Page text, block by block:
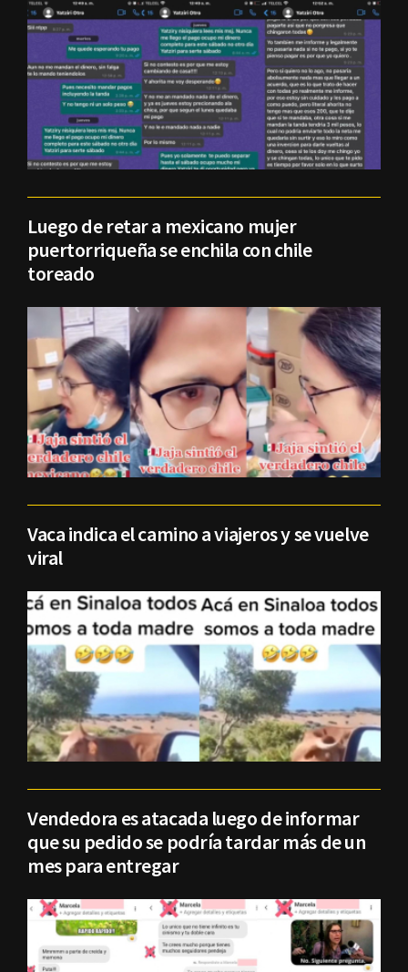
Luego de retar a mexicano mujer
puertorriqueña se enchila con chile
toreado
Vaca indica el camino a viajeros y se vuelve
viral
Vendedora es atacada luego de informar
que su pedido se podría tardar más de un
mes para entregar